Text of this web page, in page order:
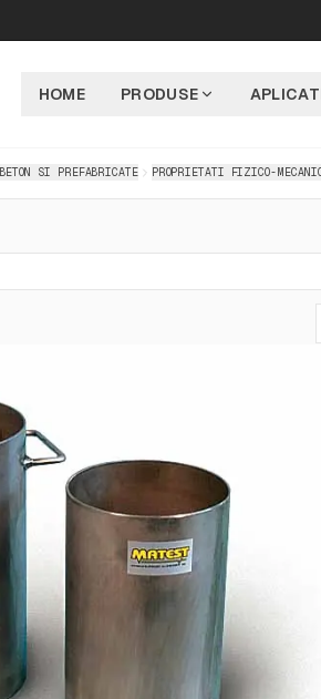
HOME PRODUSE
BETON SI PREFABRICATE PROPRIETATI FIZICO-